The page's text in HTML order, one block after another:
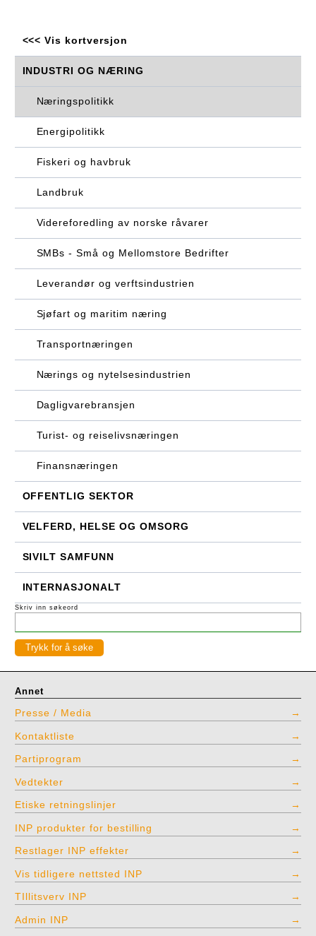
<<< Vis kortversjon
INDUSTRI OG NÆRING
Næringspolitikk
Energipolitikk
Fiskeri og havbruk
Landbruk
Videreforedling av norske råvarer
SMBs - Små og Mellomstore Bedrifter
Leverandør og verftsindustrien
Sjøfart og maritim næring
Transportnæringen
Nærings og nytelsesindustrien
Dagligvarebransjen
Turist- og reiselivsnæringen
Finansnæringen
OFFENTLIG SEKTOR
VELFERD, HELSE OG OMSORG
SIVILT SAMFUNN
INTERNASJONALT
Skriv inn søkeord
Annet
Presse / Media
Kontaktliste
Partiprogram
Vedtekter
Etiske retningslinjer
INP produkter for bestilling
Restlager INP effekter
Vis tidligere nettsted INP
TIllitsverv INP
Admin INP